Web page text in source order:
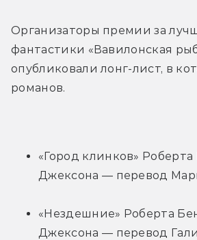
Организаторы премии за
фантастики «Вавилонская
опубликовали лонг-лист, в
романов.
«Город клинков»
Джексона — перевод
«Нездешние» Роберта
Джексона — перевод